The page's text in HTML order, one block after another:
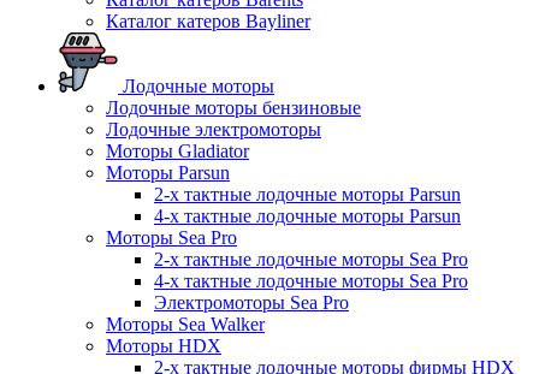
Каталог катеров Bayliner
Лодочные моторы
Лодочные моторы бензиновые
Лодочные электромоторы
Моторы Gladiator
Моторы Parsun
2-х тактные лодочные моторы Parsun
4-х тактные лодочные моторы Parsun
Моторы Sea Pro
2-х тактные лодочные моторы Sea Pro
4-х тактные лодочные моторы Sea Pro
Электромоторы Sea Pro
Моторы Sea Walker
Моторы HDX
2-х тактные лодочные моторы фирмы HDX